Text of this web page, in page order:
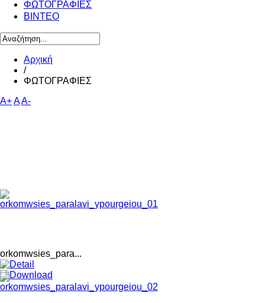
ΦΩΤΟΓΡΑΦΙΕΣ
ΒΙΝΤΕΟ
Αρχική
/
ΦΩΤΟΓΡΑΦΙΕΣ
A+AA-
orkomwsies_para...